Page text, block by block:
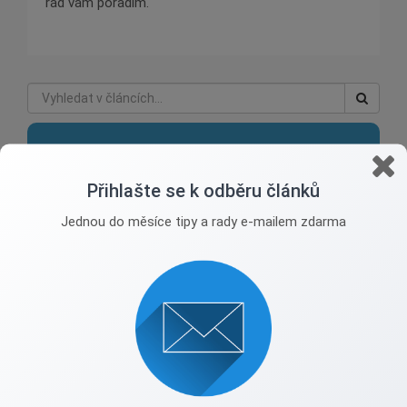
Profesionalita a zkušenost 29let v oboru
nachtnebl@hcnreality.cz
Přihlašte se k odběru článků
Jednou do měsíce tipy a rady e-mailem zdarma